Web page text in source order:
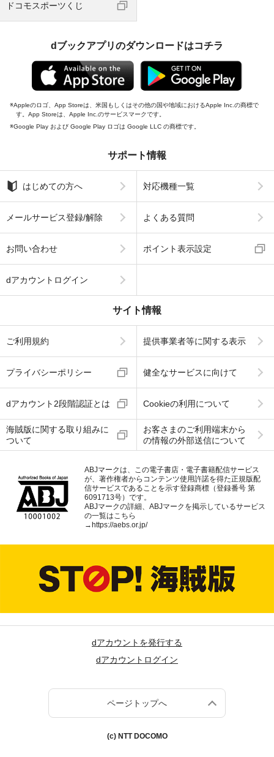
ドコモスポーツくじ
dブックアプリのダウンロードはコチラ
Appleのロゴ、App Storeは、米国もしくはその他の国や地域におけるApple Inc.の商標で
す。App Storeは、Apple Inc.のサービスマークです。
Google Play および Google Play ロゴは Google LLC の商標です。
サポート情報
はじめての方へ 対応機種一覧
メールサービス登録/解除 よくある質問
お問い合わせ ポイント表示設定
dアカウントログイン
サイト情報
ご利用規約 提供事業者等に関する表示
プライバシーポリシー 健全なサービスに向けて
dアカウント2段階認証とは Cookieの利用について
海賊版に関する取り組みに
ついて
お客さまのご利用端末から
の情報の外部送信について
ABJマークは、この電子書店・電子書籍配信サービス
が、著作権者からコンテンツ使用許諾を得た正規版配
信サービスであることを示す登録商標（登録番号 第
6091713号）です。
ABJマークの詳細、ABJマークを掲示しているサービス
の一覧はこちら
→ https://aebs.or.jp/
dアカウントを発行する
dアカウントログイン
ページトップへ
(c) NTT DOCOMO